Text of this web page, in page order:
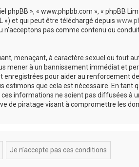
», « www.phpbb.com », « phpBB
») et qui peut être téléchargé depuis
pas comme contenu ou
menaçant, à caractère sexuel ou tout
mener à un bannissement immédiat et
enregistrées pour aider au renforcement
estimons que cela est nécessaire. En
informations ne soient pas diffusées à
de piratage visant à compromettre les